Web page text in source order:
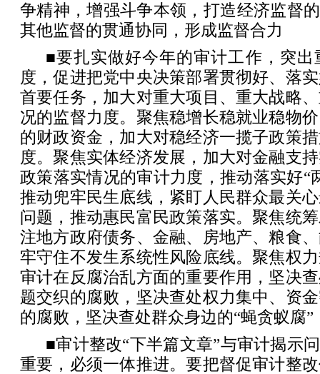
争精神，增强斗争本领，打造经济监督
其他监督的贯通协同，形成监督合力
■要扎实做好今年的审计工作，突
度，促进把党中央决策部署贯彻好、落
首要任务，加大对重大项目、重大战略
况的监督力度。聚焦稳增长稳就业稳物
的财政资金，加大对稳经济一揽子政策
度。聚焦实体经济发展，加大对金融支
政策落实情况的审计力度，推动落实好“
推动兜牢民生底线，紧盯人民群众最关
问题，推动惠民富民政策落实。聚焦统
注地方政府债务、金融、房地产、粮食
牢守住不发生系统性风险底线。聚焦权
审计在反腐治乱方面的重要作用，坚决
题交织的腐败，坚决查处权力集中、资
的腐败，坚决查处群众身边的“蝇贪蚁腐”
■审计整改“下半篇文章”与审计揭示
重要，必须一体推进。要把督促审计整